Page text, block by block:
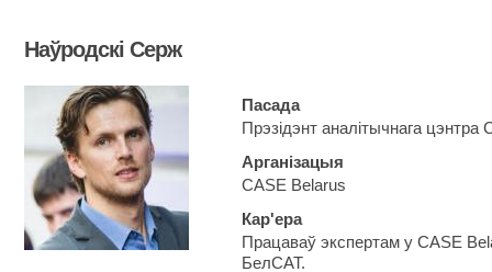
Наўродскі Серж
Пасада
Прэзідэнт аналітычнага цэнтра
Арганізацыя
CASE Belarus
Кар'ера
Працаваў экспертам у CASE
БелСАТ.